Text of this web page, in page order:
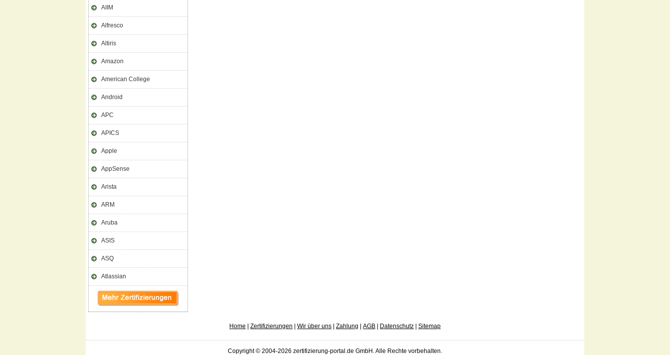
AIIM
Alfresco
Altiris
Amazon
American College
Android
APC
APICS
Apple
AppSense
Arista
ARM
Aruba
ASIS
ASQ
Atlassian
Home Zertifizierungen Wir über uns Zahlung AGB Datenschutz Sitemap
Copyright © 2004-2026 zertifizierung-portal.de GmbH. Alle Rechte vorbehalten.